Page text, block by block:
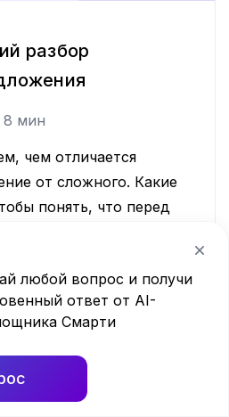
разбор
8 мин
чем отличается
от сложного. Какие
понять, что перед
предложение.
как делать
разных видов
язык
любой вопрос и получи
ответ от AI-
Смарти